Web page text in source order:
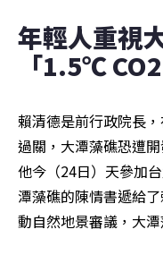
年輕人重視
「1.5℃
賴清德是前行政院長
過關，大潭藻礁恐遭
他今（24日）天參加
潭藻礁的陳情書遞給
動自然地景審議，大